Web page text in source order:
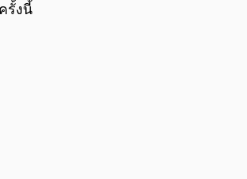
รั้งนี้